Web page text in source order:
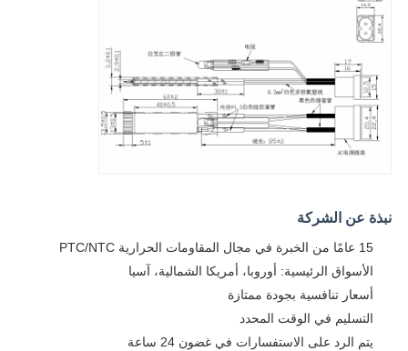
نبذة عن الشركة
15 عامًا من الخبرة في مجال المقاومات الحرارية PTC/NTC
الأسواق الرئيسية: أوروبا، أمريكا الشمالية، آسيا
أسعار تنافسية بجودة ممتازة
التسليم في الوقت المحدد
يتم الرد على الاستفسارات في غضون 24 ساعة